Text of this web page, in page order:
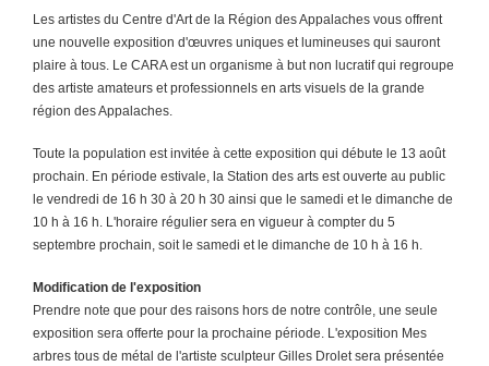
Les artistes du Centre d'Art de la Région des Appalaches vous offrent
une nouvelle exposition d'œuvres uniques et lumineuses qui sauront
plaire à tous. Le CARA est un organisme à but non lucratif qui regroupe
des artiste amateurs et professionnels en arts visuels de la grande
région des Appalaches.
Toute la population est invitée à cette exposition qui débute le 13 août
prochain. En période estivale, la Station des arts est ouverte au public
le vendredi de 16 h 30 à 20 h 30 ainsi que le samedi et le dimanche de
10 h à 16 h. L'horaire régulier sera en vigueur à compter du 5
septembre prochain, soit le samedi et le dimanche de 10 h à 16 h.
Modification de l'exposition
Prendre note que pour des raisons hors de notre contrôle, une seule
exposition sera offerte pour la prochaine période. L'exposition Mes
arbres tous de métal de l'artiste sculpteur Gilles Drolet sera présentée